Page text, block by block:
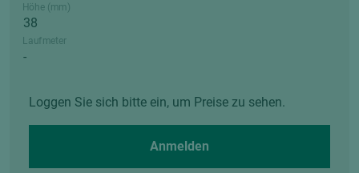
Höhe (mm)
Laufmeter
Loggen Sie sich bitte ein, um Preise zu sehen.
Anmelden